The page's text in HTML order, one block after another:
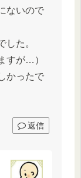
ないので
した。
すが…）
かったで
返信